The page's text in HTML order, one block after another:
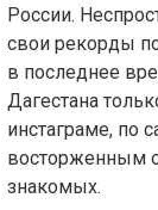
России.
свои рекорды
в последнее
Дагестана
инстаграме, по
восторженным
знакомых.